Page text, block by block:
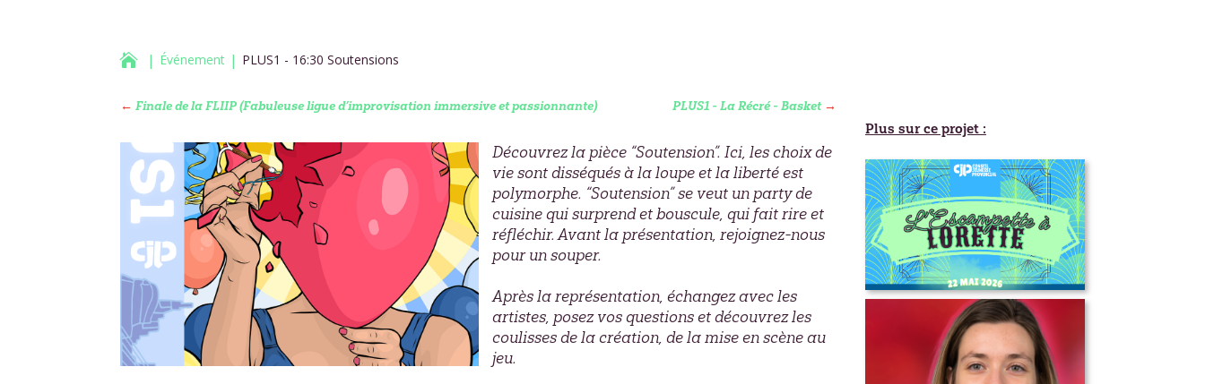
 Événement PLUS1 - 16:30 Soutensions
←Finale de la FLIIP (Fabuleuse ligue d’improvisation immersive et passionnante) PLUS1 - La Récré - Basket→
Découvrez la pièce “Soutension”. Ici, les choix de
vie sont disséqués à la loupe et la liberté est
polymorphe. “Soutension” se veut un party de
cuisine qui surprend et bouscule, qui fait rire et
réfléchir. Avant la présentation, rejoignez-nous
pour un souper.
Après la représentation, échangez avec les
artistes, posez vos questions et découvrez les
coulisses de la création, de la mise en scène au
jeu.
Plus sur ce projet :
L’Escampette à Lorette –
appel aux artistes,
marchands, bénévoles et